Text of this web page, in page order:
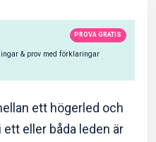
ett högerled och
eller båda leden är